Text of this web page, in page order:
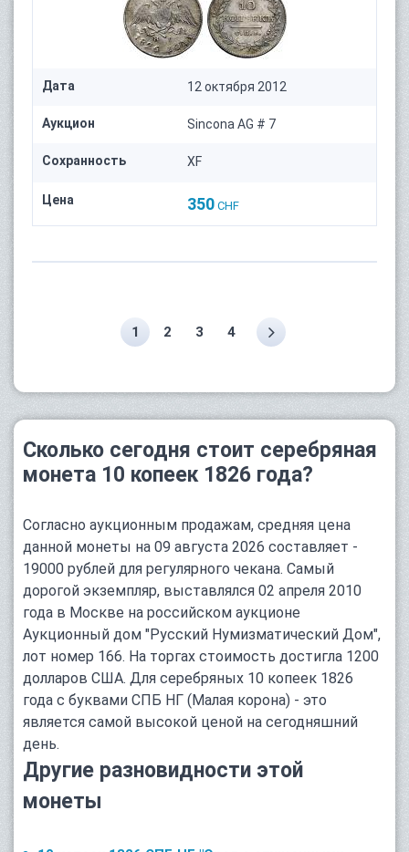
Дата 12 октября 2012
Аукцион Sincona AG # 7
Сохранность XF
Цена 350 CHF
1 2 3 4
Сколько сегодня стоит серебряная
монета 10 копеек 1826 года?
Согласно аукционным продажам, средняя цена
данной монеты на 09 августа 2026 составляет -
19000 рублей для регулярного чекана. Самый
дорогой экземпляр, выставлялся 02 апреля 2010
года в Москве на российском аукционе
Аукционный дом "Русский Нумизматический Дом",
лот номер 166. На торгах стоимость достигла 1200
долларов США. Для серебряных 10 копеек 1826
года с буквами СПБ НГ (Малая корона) - это
является самой высокой ценой на сегодняшний
день.
Другие разновидности этой
монеты